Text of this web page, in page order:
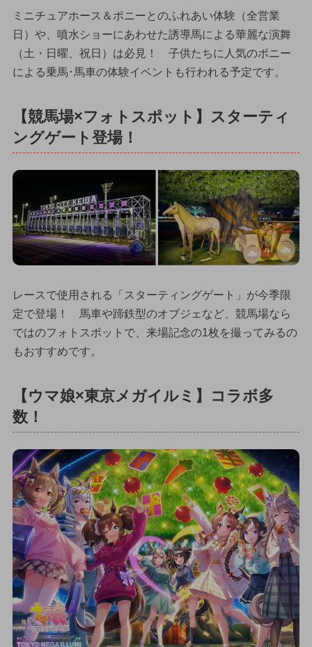
ミニチュアホース＆ポニーとのふれあい体験（全営業
日）や、噴水ショーにあわせた誘導馬による華麗な演舞
（土・日曜、祝日）は必見！ 子供たちに人気のポニー
による乗馬･馬車の体験イベントも行われる予定です。
【競馬場×フォトスポット】スターティ
ングゲート登場！
レースで使用される「スターティングゲート」が今季限
定で登場！ 馬車や蹄鉄型のオブジェなど、競馬場なら
ではのフォトスポットで、来場記念の1枚を撮ってみるの
もおすすめです。
【ウマ娘×東京メガイルミ】コラボ多
数！